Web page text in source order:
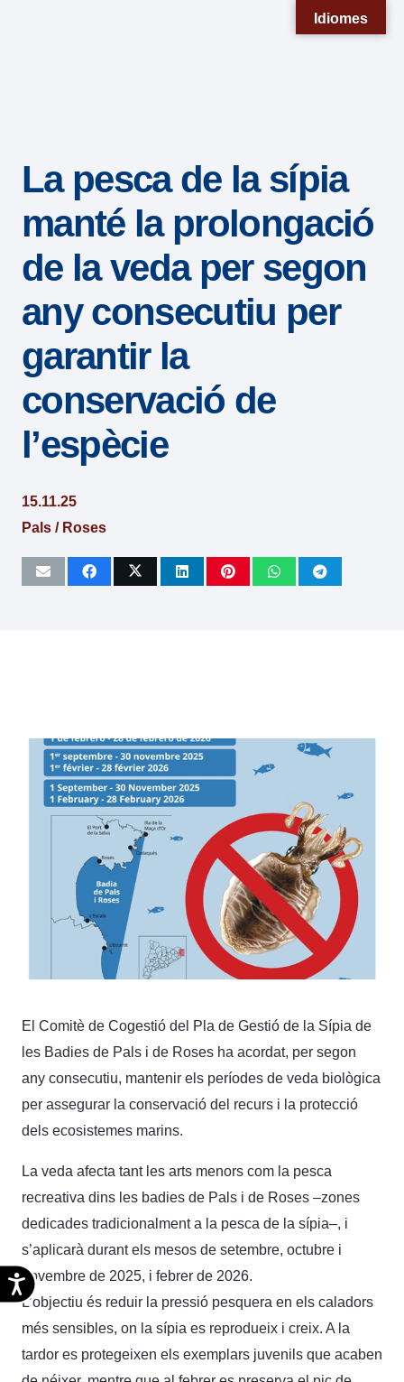
sistema
accesibilidad.
Accesibilidad
La pesca de la sípia
manté la prolongació
de la veda per segon
any consecutiu per
garantir la
conservació de
l’espècie
15.11.25
Pals / Roses
El Comitè de Cogestió del Pla de Gestió de la Sípia de
les Badies de Pals i de Roses ha acordat, per segon
any consecutiu, mantenir els períodes de veda biològica
per assegurar la conservació del recurs i la protecció
dels ecosistemes marins.
La veda afecta tant les arts menors com la pesca
recreativa dins les badies de Pals i de Roses –zones
dedicades tradicionalment a la pesca de la sípia–, i
s’aplicarà durant els mesos de setembre, octubre i
novembre de 2025, i febrer de 2026.
L’objectiu és reduir la pressió pesquera en els caladors
més sensibles, on la sípia es reprodueix i creix. A la
tardor es protegeixen els exemplars juvenils que acaben
Idiomes